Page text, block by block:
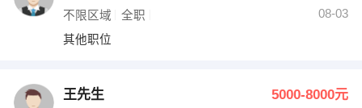
不限区域 全职
08-03
其他职位
王先生 5000-8000元